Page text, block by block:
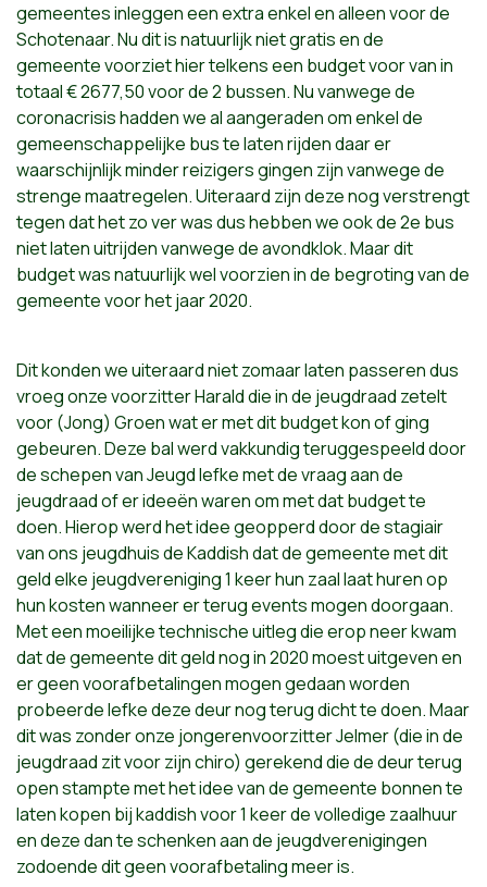
gemeentes inleggen een extra enkel en alleen voor de
Schotenaar. Nu dit is natuurlijk niet gratis en de
gemeente voorziet hier telkens een budget voor van in
totaal € 2677,50 voor de 2 bussen. Nu vanwege de
coronacrisis hadden we al aangeraden om enkel de
gemeenschappelijke bus te laten rijden daar er
waarschijnlijk minder reizigers gingen zijn vanwege de
strenge maatregelen. Uiteraard zijn deze nog verstrengt
tegen dat het zo ver was dus hebben we ook de 2e bus
niet laten uitrijden vanwege de avondklok. Maar dit
budget was natuurlijk wel voorzien in de begroting van de
gemeente voor het jaar 2020.
Dit konden we uiteraard niet zomaar laten passeren dus
vroeg onze voorzitter Harald die in de jeugdraad zetelt
voor (Jong) Groen wat er met dit budget kon of ging
gebeuren. Deze bal werd vakkundig teruggespeeld door
de schepen van Jeugd Iefke met de vraag aan de
jeugdraad of er ideeën waren om met dat budget te
doen. Hierop werd het idee geopperd door de stagiair
van ons jeugdhuis de Kaddish dat de gemeente met dit
geld elke jeugdvereniging 1 keer hun zaal laat huren op
hun kosten wanneer er terug events mogen doorgaan.
Met een moeilijke technische uitleg die erop neer kwam
dat de gemeente dit geld nog in 2020 moest uitgeven en
er geen voorafbetalingen mogen gedaan worden
probeerde Iefke deze deur nog terug dicht te doen. Maar
dit was zonder onze jongerenvoorzitter Jelmer (die in de
jeugdraad zit voor zijn chiro) gerekend die de deur terug
open stampte met het idee van de gemeente bonnen te
laten kopen bij kaddish voor 1 keer de volledige zaalhuur
en deze dan te schenken aan de jeugdverenigingen
zodoende dit geen voorafbetaling meer is.